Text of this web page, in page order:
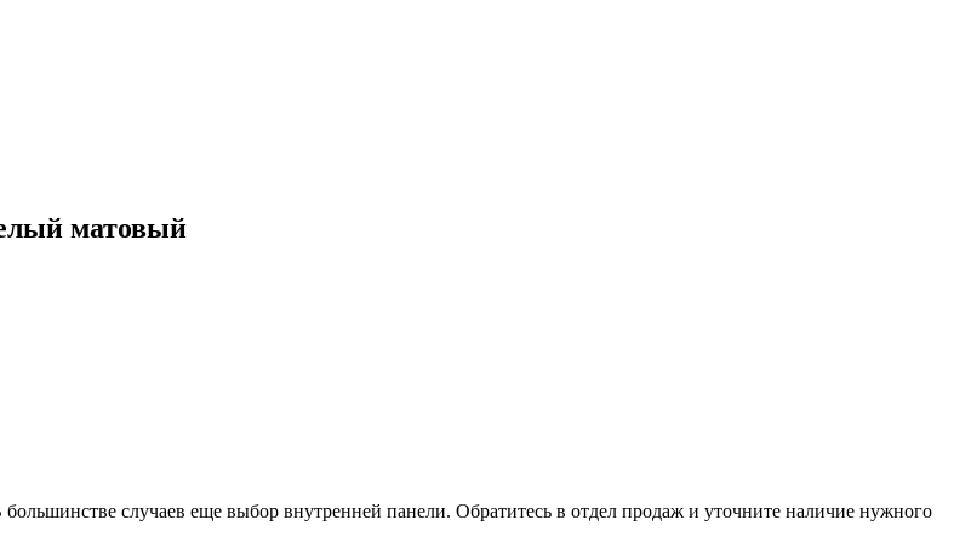
матовый
случаев еще выбор внутренней панели. Обратитесь в отдел продаж и уточните наличие нужного